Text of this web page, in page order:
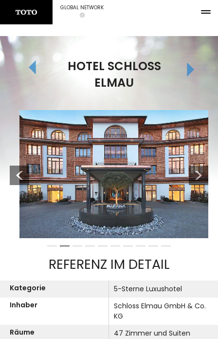
GLOBAL NETWORK
HOTEL SCHLOSS
ELMAU
Previous Next
1 2 3 4 5 6 7 8 9 10
REFERENZ IM DETAIL
Kategorie
5-Sterne Luxushotel
Inhaber
Schloss Elmau GmbH & Co.
KG
Räume
47 Zimmer und Suiten